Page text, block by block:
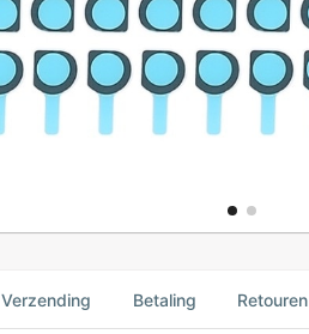
Verzending Betaling Retouren